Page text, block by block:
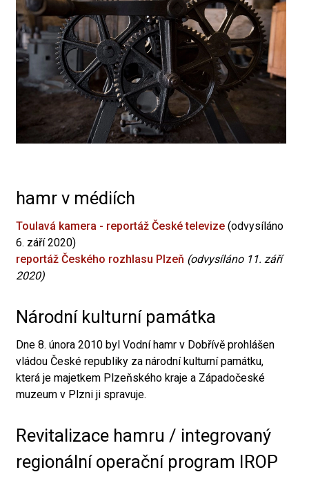
hamr v médiích
Toulavá kamera - reportáž České televize (odvysíláno
6. září 2020)
reportáž Českého rozhlasu Plzeň (odvysíláno 11. září
2020)
Národní kulturní památka
Dne 8. února 2010 byl Vodní hamr v Dobřívě prohlášen
vládou České republiky za národní kulturní památku,
která je majetkem Plzeňského kraje a Západočeské
muzeum v Plzni ji spravuje.
Revitalizace hamru / integrovaný
regionální operační program IROP